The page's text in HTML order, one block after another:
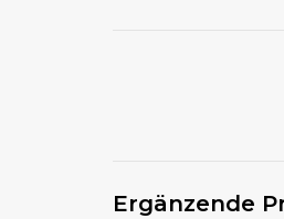
Ergänzende